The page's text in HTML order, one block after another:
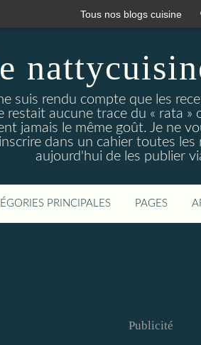
Tous nos blogs cuisine
suis rendu compte que les
aucune trace du « rata »
jamais le même goût. Je ne
dans un cahier toutes
aujourd'hui de les publier
PRINCIPALES PAGES
Publicité